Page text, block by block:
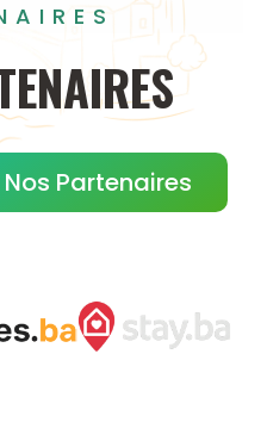
Partenaires